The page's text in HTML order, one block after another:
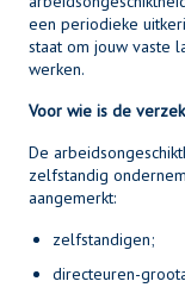
een periodieke
staat om jouw vaste
werken.
Voor wie is de
De
zelfstandig
aangemerkt:
zelfstandigen;
directeuren-